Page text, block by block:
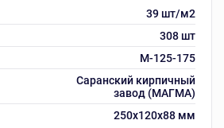
39 шт/м2
308 шт
M-125-175
Саранский кирпичный
завод (МАГМА)
250х120х88 мм